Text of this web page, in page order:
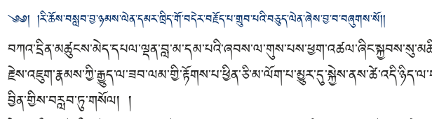
༄༅། །རི་ཆོས་བསླབ་བྱ་ཉམས་ལེན་དམར་ཁྲིད་གོ་བདེར་བརྗོད་པ་གྲུབ་པའི་བཅུད་ལེན་ཞེས་བྱ་བ་བཞུགས་སོ།།
བྱིན་གྱིས་བརླབ་ཏུ་གསོལ། །